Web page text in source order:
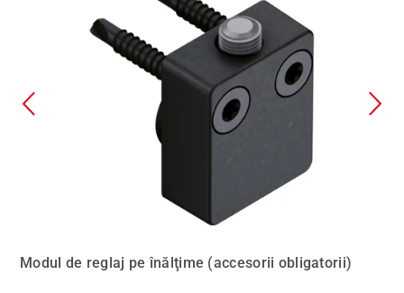
Modul de reglaj pe înălţime (accesorii obligatorii)